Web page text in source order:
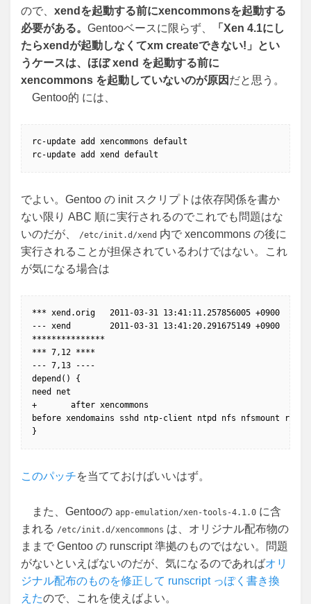
ので、 xendを起動する前にxencommonsを起動する
必要がある。 Gentooベースに限らず、
「Xen 4.1にし
たらxendが起動しなくてxm createできない!」とい
うケースは、ほぼ xend を起動する前に
xencommons を起動していないのが原因 だと思う。
Gentoo的 には、
rc-update add xencommons default
rc-update add xend default
でよい。Gentoo の init スクリプトは依存関係を書か
ない限り ABC 順に実行されるのでこれでも問題はな
いのだが、
/etc/init.d/xend 内で xencommons の後に
実行されることが担保されているわけではない。これ
が気になる場合は
*** xend.orig	2011-03-31 13:41:11.257856005 +0900
--- xend	2011-03-31 13:41:20.291675149 +0900
***************
*** 7,12 ****
--- 7,13 ----
depend() {
need net
+ 	after xencommons
before xendomains sshd ntp-client ntpd nfs nfsmount
}
このパッチを当てておけばいいはず。
また、Gentooの app-emulation/xen-tools-4.1.0 に含
まれる /etc/init.d/xencommons は、オリジナル配布物の
ままで Gentoo の runscript 準拠のものではない。問題
がないといえばないのだが、気になるのであればオリ
ジナル配布のものを修正して runscript っぽく書き換
えたので、これを使えばよい。